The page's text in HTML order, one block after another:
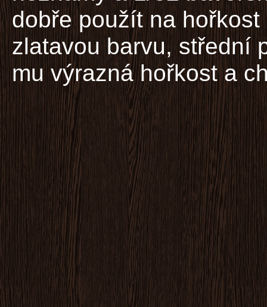
dobře použít na
zlatavou barvu, střední
mu výrazná hořkost a